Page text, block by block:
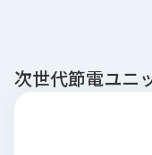
り
組
次世代節電ユニ